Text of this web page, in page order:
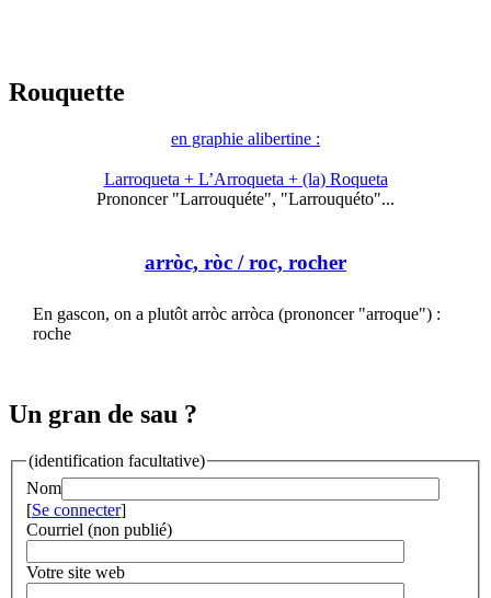
Rouquette
en graphie alibertine :
Larroqueta + L’Arroqueta + (la) Roqueta
Prononcer "Larrouquéte", "Larrouquéto"...
arròc, ròc / roc, rocher
En gascon, on a plutôt arròc arròca (prononcer "arroque") :
roche
Un gran de sau ?
(identification facultative)
Nom
[Se connecter]
Courriel (non publié)
Votre site web